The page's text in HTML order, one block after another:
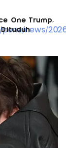
One Trump,
Dituduh